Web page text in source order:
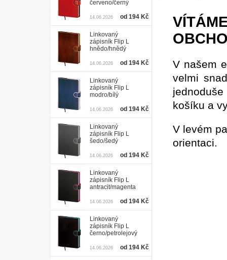
V našem
velmi
košíku a
V levém
orientaci.
červeno/černý
14.06.2026 od 194 Kč
Linkovaný
zápisník Flip L
hnědo/hnědý
14.06.2026 od 194 Kč
Linkovaný
zápisník Flip L
modro/bílý
14.06.2026 od 194 Kč
Linkovaný
zápisník Flip L
šedo/šedý
14.06.2026 od 194 Kč
Linkovaný
zápisník Flip L
antracit/magenta
14.06.2026 od 194 Kč
Linkovaný
zápisník Flip L
černo/petrolejový
14.06.2026 od 194 Kč